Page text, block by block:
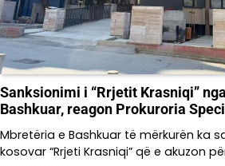
Sanksionimi i “Rrjetit Krasniqi”
Bashkuar, reagon Prokuroria
Mbretëria e Bashkuar të mërkurën ka
kosovar “Rrjeti Krasniqi” që e akuzon